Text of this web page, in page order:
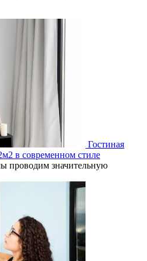
Гостиная
в современном стиле
проводим значительную